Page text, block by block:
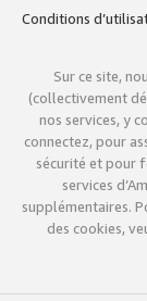
Conditions
Sur ce site,
(collectivement
nos services, y
connectez, pour
sécurité et pour
services
supplémentaires.
des cookies,